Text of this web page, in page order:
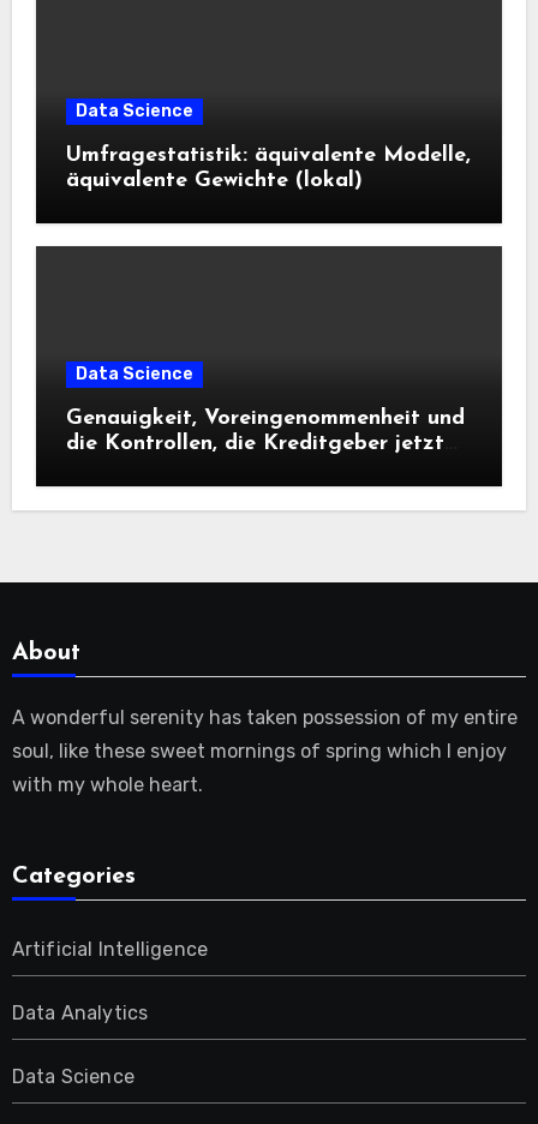
Data Science
Umfragestatistik: äquivalente Modelle,
äquivalente Gewichte (lokal)
Data Science
Genauigkeit, Voreingenommenheit und
die Kontrollen, die Kreditgeber jetzt
About
A wonderful serenity has taken possession of my entire
soul, like these sweet mornings of spring which I enjoy
with my whole heart.
Categories
Artificial Intelligence
Data Analytics
Data Science